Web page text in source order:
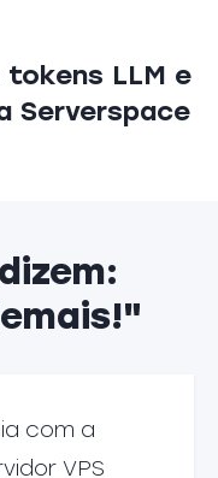
LLM e
Serverspace
com a
VPS